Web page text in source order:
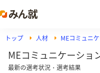
トップ 人材 MEコミュニ
MEコミュニケーショ
最新の選考状況・選考結果